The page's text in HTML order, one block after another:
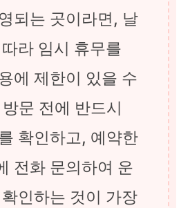
되는 곳이라면, 날
라 임시 휴무를
에 제한이 있을 수
문 전에 반드시
확인하고, 예약한
전화 문의하여 운
인하는 것이 가장